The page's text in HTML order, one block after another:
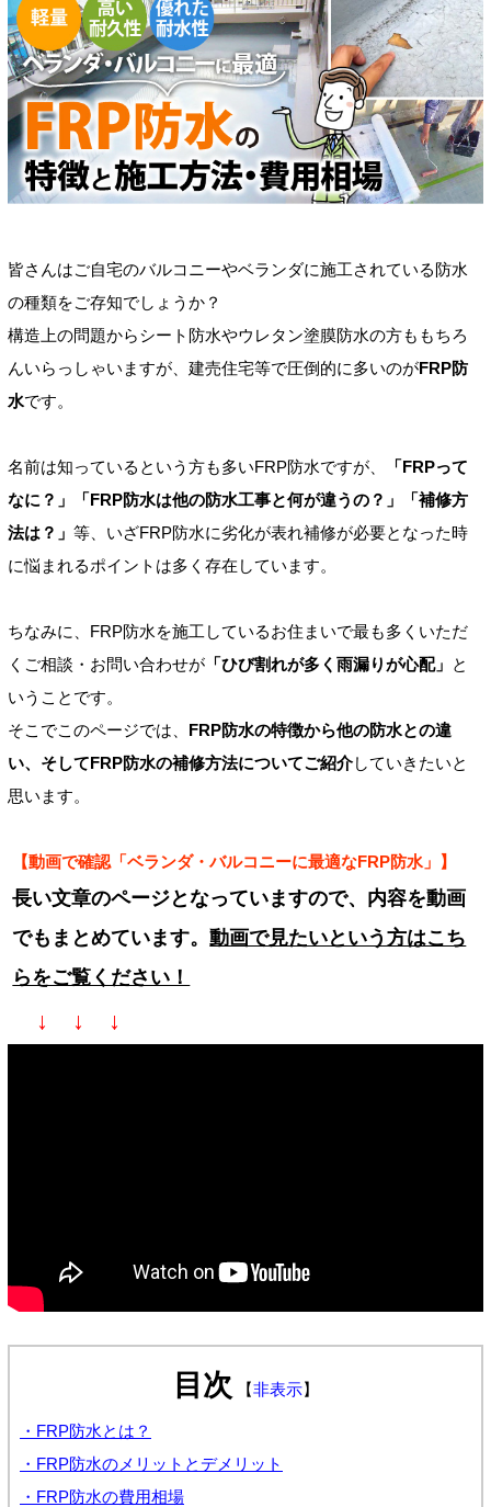
皆さんはご自宅のバルコニーやベランダに施工されている防水
の種類をご存知でしょうか？
構造上の問題からシート防水やウレタン塗膜防水の方ももちろ
んいらっしゃいますが、建売住宅等で圧倒的に多いのがFRP防
水です。
名前は知っているという方も多いFRP防水ですが、
「FRPって
なに？」「FRP防水は他の防水工事と何が違うの？」「補修方
法は？」 等、いざFRP防水に劣化が表れ補修が必要となった時
に悩まれるポイントは多く存在しています。
ちなみに、FRP防水を施工しているお住まいで最も多くいただ
くご相談・お問い合わせが 「ひび割れが多く雨漏りが心配」 と
いうことです。
そこでこのページでは、 FRP防水の特徴から他の防水との違
い、そしてFRP防水の補修方法についてご紹介していきたいと
思います。
【動画で確認「ベランダ・バルコニーに最適なFRP防水」】
長い文章のページとなっていますので、内容を動画
でもまとめています。動画で見たいという方はこち
らをご覧ください！
↓ ↓ ↓
目次 【非表示】
・FRP防水とは？
・FRP防水のメリットとデメリット
・FRP防水の費用相場